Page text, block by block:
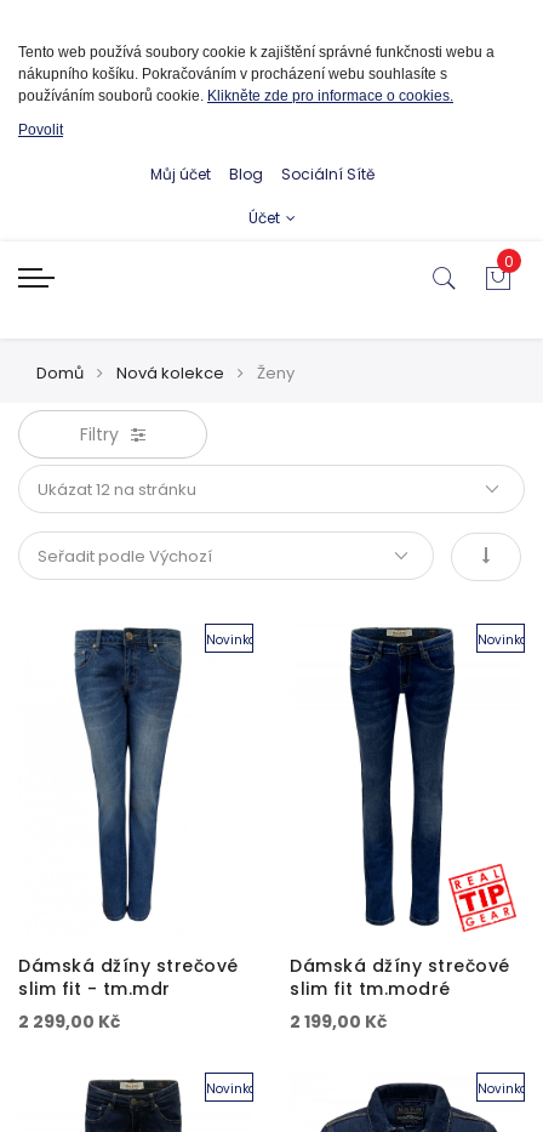
Tento web používá soubory cookie k zajištění správné funkčnosti webu a
nákupního košíku. Pokračováním v procházení webu souhlasíte s
používáním souborů cookie. Klikněte zde pro informace o cookies.
Povolit
Můj účet Blog Sociální Sítě
Účet
0
Domů Nová kolekce Ženy
Filtry
Novinka
Dámská džíny strečové
slim fit - tm.mdr
2 299,00 Kč
Novinka
Dámská džíny strečové
slim fit tm.modré
2 199,00 Kč
Novinka Novinka